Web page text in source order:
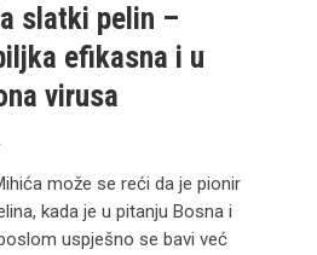
slatki pelin –
efikasna i u
virusa
može se reći da je pionir
kada je u pitanju Bosna i
uspješno se bavi već